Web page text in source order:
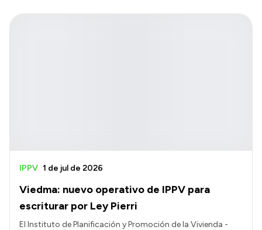
Viedma: nuevo operativo de IPPV para
escriturar por Ley Pierri
IPPV 1 de jul de 2026
El Instituto de Planificación y Promoción de la Vivienda -